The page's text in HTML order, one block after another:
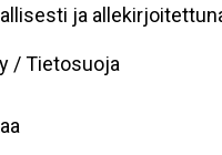
ja
/ Tietosuoja